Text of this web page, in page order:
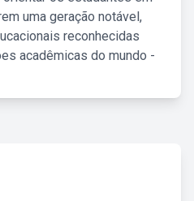
uma geração notável,
reconhecidas
acadêmicas do mundo -